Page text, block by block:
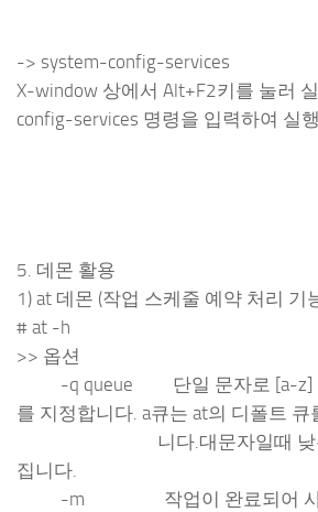
-> system-config-services
X-window 상에서 Alt+F2키를 눌러
config-services 명령을 입력하여 실
5. 데몬 활용
1) at 데몬 (작업 스케줄 예약 처리 기
# at -h
>> 옵션
-q queue 단일 문자로 [a-z]
를 지정합니다. a큐는 at의 디폴트 큐
니다.대문자일때 낮은
집니다.
-m 작업이 완료되어 사용